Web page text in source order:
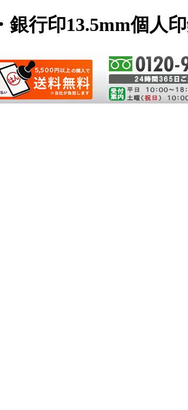
行印13.5mm個人